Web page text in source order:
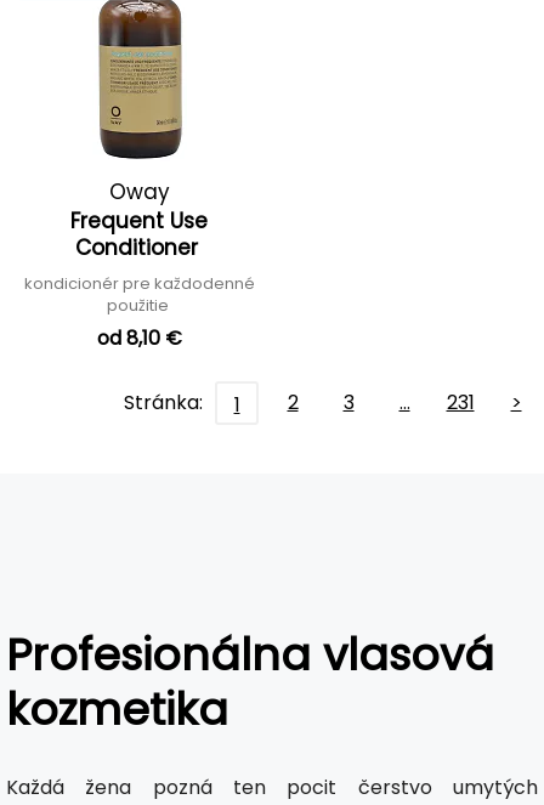
Oway
Frequent Use
Conditioner
kondicionér pre každodenné
použitie
od 8,10 €
Stránka: 1 2 3 … 231 >
Profesionálna vlasová
kozmetika
Každá žena pozná ten pocit čerstvo umytých